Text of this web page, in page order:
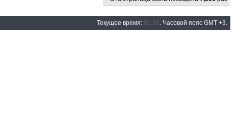
Текущее время: 01:39. Часовой пояс GMT +3.